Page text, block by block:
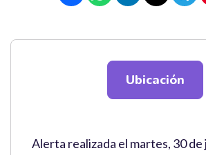
Ubicación
Alerta realizada el martes, 30